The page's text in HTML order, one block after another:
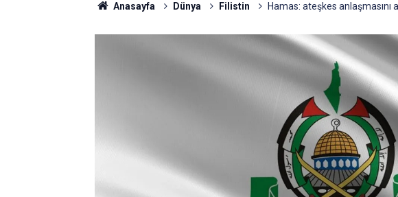
Anasayfa Dünya Filistin Hamas: ateşkes anlaşmasını